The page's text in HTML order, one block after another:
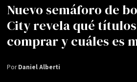
Nuevo semáforo de
City revela qué
comprar y cuáles es
PorDaniel Alberti